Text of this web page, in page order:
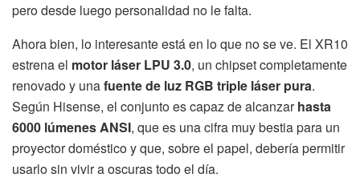
pero desde luego personalidad no le falta.
Ahora bien, lo interesante está en lo que no se ve. El XR10
estrena el motor láser LPU 3.0, un chipset completamente
renovado y unafuente de luz RGB triple láser pura.
Según Hisense, el conjunto es capaz de alcanzarhasta
6000 lúmenes ANSI, que es una cifra muy bestia para un
proyector doméstico y que, sobre el papel, debería permitir
usarlo sin vivir a oscuras todo el día.